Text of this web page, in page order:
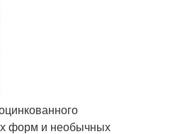
форм и необычных